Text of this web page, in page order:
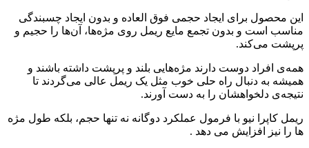
این محصول برای ایجاد حجمی فوق العاده و بدون ایجاد چسبندگی
مناسب است و بدون تجمع مایع ریمل روی مژه‌ها، آن‌ها را حجیم و
پرپشت می‌کند.
همه‌ی افراد دوست دارند مژه‌هایی بلند و پرپشت داشته باشند و
همیشه به دنبال راه‌ حلی خوب مثل یک ریمل عالی می‌گردند تا
نتیجه‌ی دلخواهشان را به دست آورند.
ریمل کاپرا نیو با فرمول عملکرد دوگانه نه تنها حجم، بلکه طول مژه
ها را نیز افزایش می دهد .